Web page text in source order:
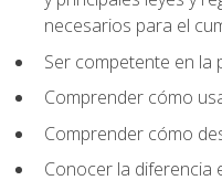
necesarios para el
Ser competente en la
Comprender cómo
Comprender cómo
Conocer la diferencia